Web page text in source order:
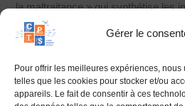
Gérer le
Pour offrir les meilleures expériences,
telles que les cookies pour stocker et/ou
appareils. Le fait de consentir à ces
la maltraitance » qui synthétise les
cette soirée